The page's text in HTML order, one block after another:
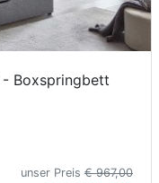
- Boxspringbett
unser Preis € 967,00